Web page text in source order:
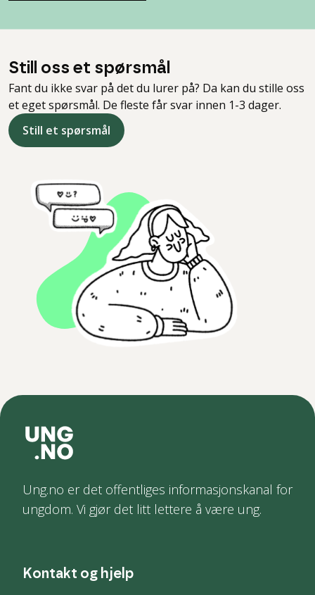
Still oss et spørsmål
Fant du ikke svar på det du lurer på? Da kan du stille oss
et eget spørsmål. De fleste får svar innen 1-3 dager.
Still et spørsmål
Ung.no er det offentliges informasjonskanal for
ungdom. Vi gjør det litt lettere å være ung.
Kontakt og hjelp